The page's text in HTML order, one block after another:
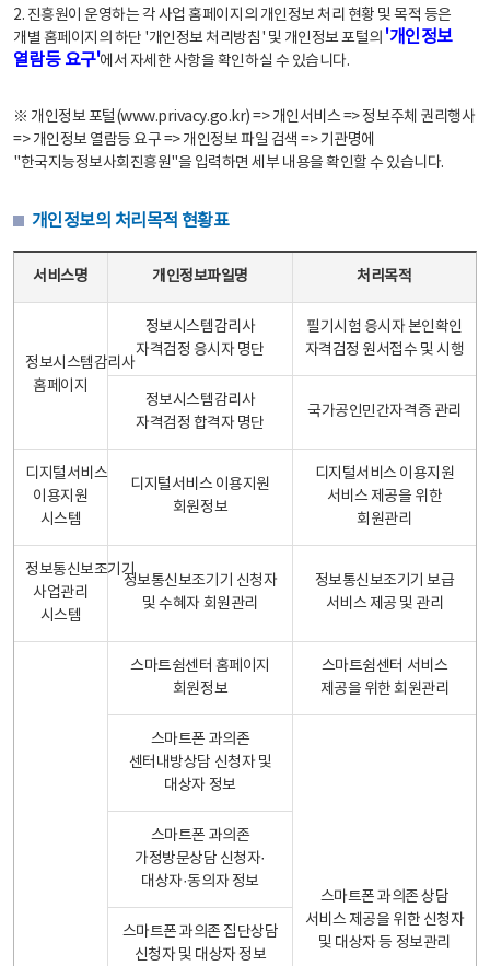
2. 진흥원이 운영하는 각 사업 홈페이지의 개인정보 처리 현황 및 목적 등은
개별 홈페이지의 하단 '개인정보 처리방침' 및 개인정보 포털의 '개인정보
열람등 요구'에서 자세한 사항을 확인하실 수 있습니다.
※ 개인정보 포털(www.privacy.go.kr) => 개인서비스 => 정보주체 권리행사
=> 개인정보 열람등 요구 => 개인정보 파일 검색 => 기관명에
"한국지능정보사회진흥원"을 입력하면 세부 내용을 확인할 수 있습니다.
개인정보의 처리목적 현황표
서비스명 개인정보파일명 처리목적
정보시스템감리사
홈페이지
정보시스템감리사
자격검정 응시자 명단
필기시험 응시자 본인확인
자격검정 원서접수 및 시행
정보시스템감리사
자격검정 합격자 명단
국가공인민간자격증 관리
디지털서비스
이용지원
시스템
디지털서비스 이용지원
회원정보
디지털서비스 이용지원
서비스 제공을 위한
회원관리
정보통신보조기기
사업관리
시스템
정보통신보조기기 신청자
및 수혜자 회원관리
정보통신보조기기 보급
서비스 제공 및 관리
스마트쉼센터 홈페이지
회원정보
스마트쉼센터 서비스
제공을 위한 회원관리
스마트폰 과의존
센터내방상담 신청자 및
대상자 정보
스마트폰 과의존 상담
서비스 제공을 위한 신청자
및 대상자 등 정보관리
스마트폰 과의존
가정방문상담 신청자·
대상자·동의자 정보
스마트폰 과의존 집단상담
신청자 및 대상자 정보